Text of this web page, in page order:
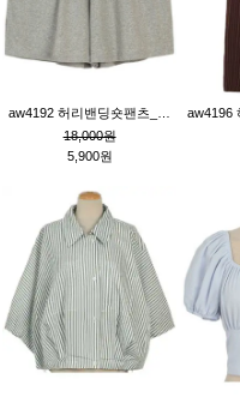
18,000원
5,900원